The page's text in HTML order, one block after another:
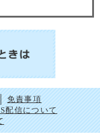
免責事項
配信について